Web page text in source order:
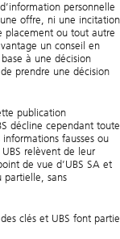
personnelle
offre, ni une incitation
placement ou tout autre
un conseil en
à une décision
prendre une décision
publication
décline cependant toute
fausses ou
relèvent de leur
de vue d’UBS SA et
partielle, sans
clés et UBS font partie